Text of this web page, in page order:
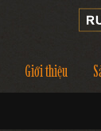
Giới thiệu